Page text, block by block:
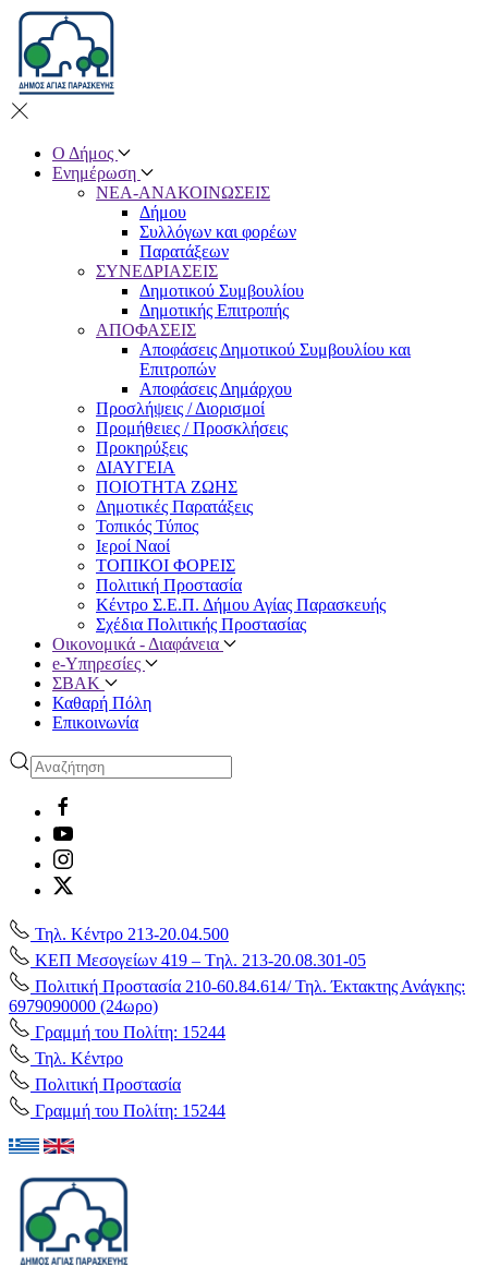
Ο Δήμος
Ενημέρωση
ΝΕΑ-ΑΝΑΚΟΙΝΩΣΕΙΣ
Δήμου
Συλλόγων και φορέων
Παρατάξεων
ΣΥΝΕΔΡΙΑΣΕΙΣ
Δημοτικού Συμβουλίου
Δημοτικής Επιτροπής
ΑΠΟΦΑΣΕΙΣ
Αποφάσεις Δημοτικού Συμβουλίου και
Eπιτροπών
Αποφάσεις Δημάρχου
Προσλήψεις / Διορισμοί
Προμήθειες / Προσκλήσεις
Προκηρύξεις
ΔΙΑΥΓΕΙΑ
ΠΟΙΟΤΗΤΑ ΖΩΗΣ
Δημοτικές Παρατάξεις
Τοπικός Τύπος
Ιεροί Ναοί
ΤΟΠΙΚΟΙ ΦΟΡΕΙΣ
Πολιτική Προστασία
Κέντρο Σ.Ε.Π. Δήμου Αγίας Παρασκευής
Σχέδια Πολιτικής Προστασίας
Οικονομικά - Διαφάνεια
e-Υπηρεσίες
ΣΒΑΚ
Καθαρή Πόλη
Επικοινωνία
Τηλ. Κέντρο 213-20.04.500
ΚΕΠ Μεσογείων 419 – Tηλ. 213-20.08.301-05
Πολιτική Προστασία 210-60.84.614/ Τηλ. Έκτακτης Ανάγκης:
6979090000 (24ωρο)
Γραμμή του Πολίτη: 15244
Τηλ. Κέντρο
Πολιτική Προστασία
Γραμμή του Πολίτη: 15244